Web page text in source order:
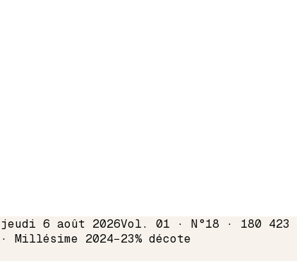
jeudi 6 août 2026Vol. 01 · N°18 · 180
· Millésime 2024−23% décote